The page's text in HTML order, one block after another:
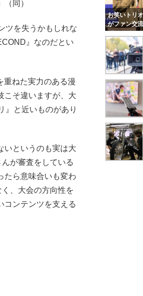
同）
ツを失うかもしれな
』なのだとい
重ねた実力のある漫
こそ違いますが、大
』と近いものがあり
いというのも実は大
が審査をしている
たら意味合いも変わ
、大会の方向性を
コンテンツを支える
お笑いトリ
がファン交